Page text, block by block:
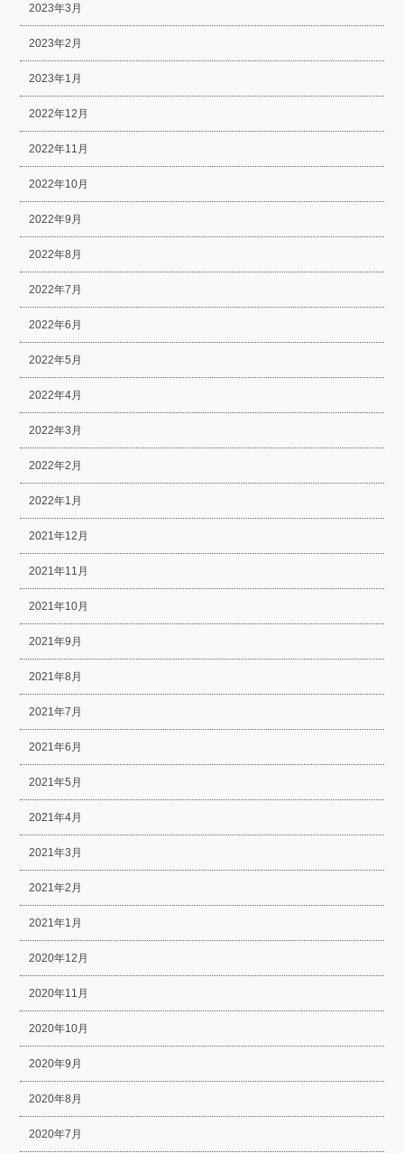
2023年3月
2023年2月
2023年1月
2022年12月
2022年11月
2022年10月
2022年9月
2022年8月
2022年7月
2022年6月
2022年5月
2022年4月
2022年3月
2022年2月
2022年1月
2021年12月
2021年11月
2021年10月
2021年9月
2021年8月
2021年7月
2021年6月
2021年5月
2021年4月
2021年3月
2021年2月
2021年1月
2020年12月
2020年11月
2020年10月
2020年9月
2020年8月
2020年7月